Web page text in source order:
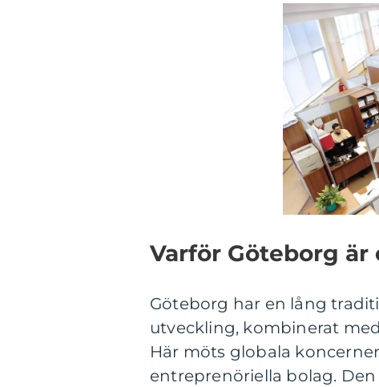
Varför Göteborg
Göteborg har en lång
utveckling, kombinerat
Här möts globala
entreprenöriella bolag.